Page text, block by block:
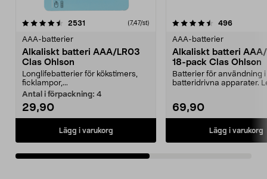
2531 (7,47/st)
AAA-batterier
Alkaliskt batteri AAA/LR03
Clas Ohlson
Longlifebatterier för kökstimers,
ficklampor,...
Antal i förpackning: 4
29,90
Lägg i varukorg
4.5av 5 stjärnor 496
AAA-batterier
Alkaliskt batteri
18-pack Clas Ohlson
Batterier för användning
batteridrivna apparater.
69,90
Lägg i varukorg
4.5av 5 stjärnor